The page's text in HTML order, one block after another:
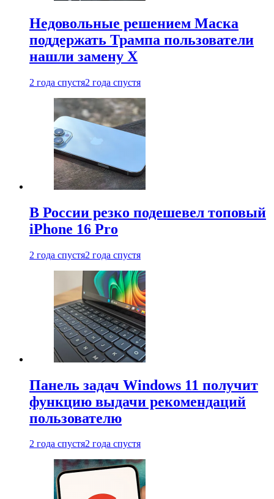
Недовольные решением Маска
поддержать Трампа пользователи
нашли замену X
2 года спустя2 года спустя
В России резко подешевел топовый
iPhone 16 Pro
2 года спустя2 года спустя
Панель задач Windows 11 получит
функцию выдачи рекомендаций
пользователю
2 года спустя2 года спустя